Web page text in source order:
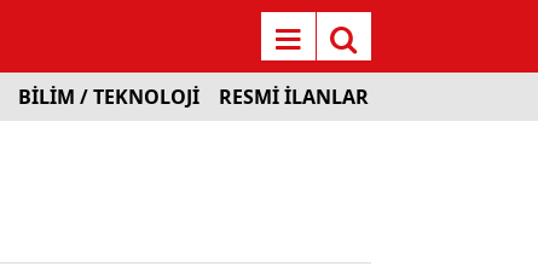
BİLİM / TEKNOLOJİ RESMİ İLANLAR